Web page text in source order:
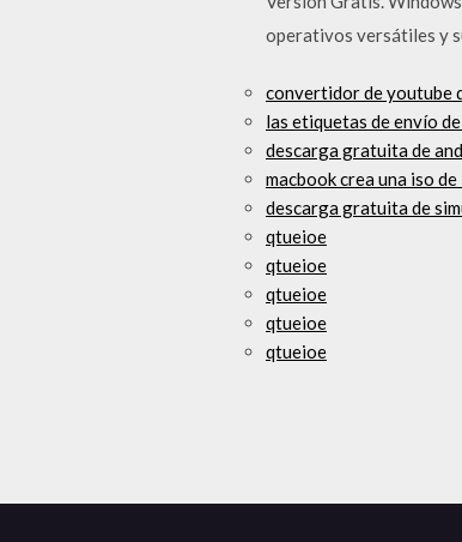
operativos versátiles y
convertidor de youtube
las etiquetas de envío
descarga gratuita de
macbook crea una iso
descarga gratuita de
qtueioe
qtueioe
qtueioe
qtueioe
qtueioe